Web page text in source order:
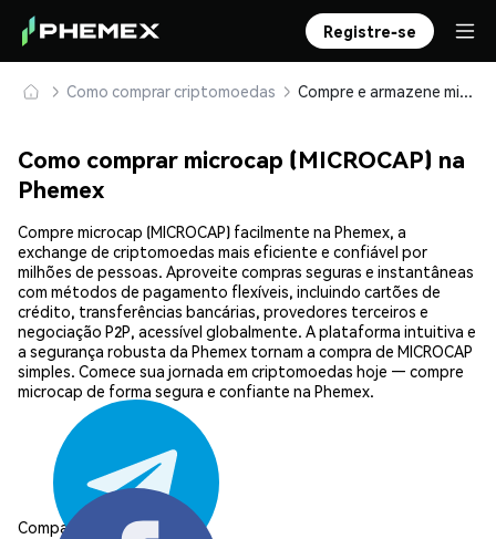
Registre-se
Como comprar criptomoedas Compre e armazene microcap (MICROCAP) com segurança
Como comprar microcap (MICROCAP) na
Phemex
Compre microcap (MICROCAP) facilmente na Phemex, a
exchange de criptomoedas mais eficiente e confiável por
milhões de pessoas. Aproveite compras seguras e instantâneas
com métodos de pagamento flexíveis, incluindo cartões de
crédito, transferências bancárias, provedores terceiros e
negociação P2P, acessível globalmente. A plataforma intuitiva e
a segurança robusta da Phemex tornam a compra de MICROCAP
simples. Comece sua jornada em criptomoedas hoje — compre
microcap de forma segura e confiante na Phemex.
Compartilhar: